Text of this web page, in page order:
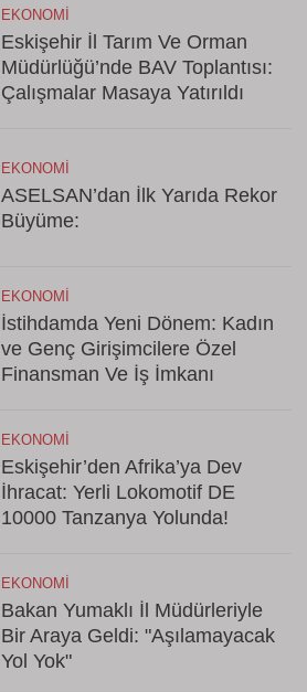
EKONOMI
Eskişehir İl Tarım Ve Orman
Müdürlüğü’nde BAV Toplantısı:
Çalışmalar Masaya Yatırıldı
EKONOMI
ASELSAN’dan İlk Yarıda Rekor
Büyüme:
EKONOMI
İstihdamda Yeni Dönem: Kadın
ve Genç Girişimcilere Özel
Finansman Ve İş İmkanı
EKONOMI
Eskişehir’den Afrika’ya Dev
İhracat: Yerli Lokomotif DE
10000 Tanzanya Yolunda!
EKONOMI
Bakan Yumaklı İl Müdürleriyle
Bir Araya Geldi: "Aşılamayacak
Yol Yok"